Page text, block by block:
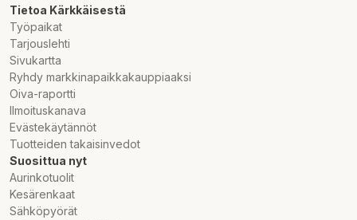
Tietoa Kärkkäisestä
Työpaikat
Tarjouslehti
Sivukartta
Ryhdy markkinapaikkakauppiaaksi
Oiva-raportti
Ilmoituskanava
Evästekäytännöt
Tuotteiden takaisinvedot
Suosittua nyt
Aurinkotuolit
Kesärenkaat
Sähköpyörät